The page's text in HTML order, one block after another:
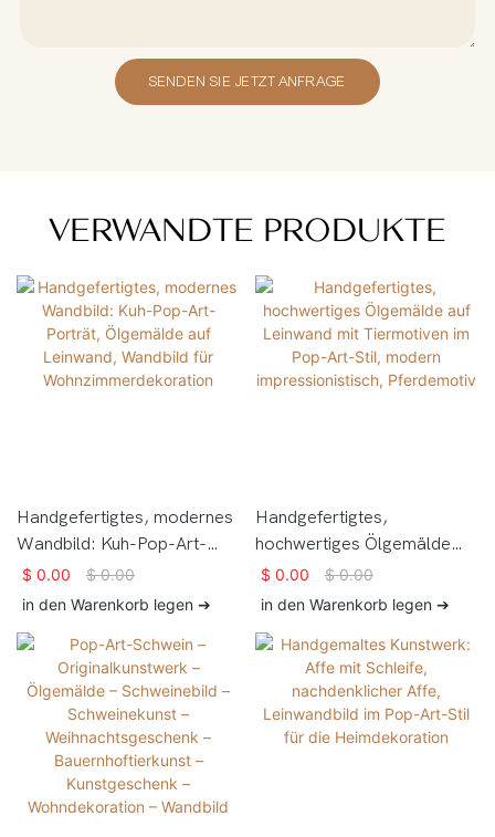
SENDEN SIE JETZT ANFRAGE
VERWANDTE PRODUKTE
Handgefertigtes, modernes
Wandbild: Kuh-Pop-Art-
Porträt, Ölgemälde auf
Leinwand, Wandbild für
$ 0.00 $0.00
in den Warenkorb legen ➔
Handgefertigtes,
hochwertiges Ölgemälde
auf Leinwand mit
Tiermotiven im Pop-Art-Stil,
Pferdemotiv
$ 0.00 $0.00
in den Warenkorb legen ➔